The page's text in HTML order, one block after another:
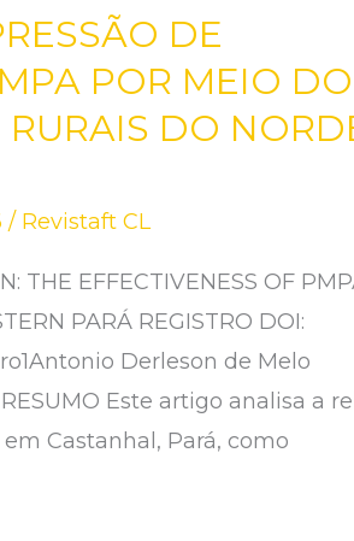
DE
POR MEIO
DO
/ Revistaft CL
THE EFFECTIVENESS OF
PARÁ REGISTRO DOI:
Derleson de Melo
Este artigo analisa a
Castanhal, Pará, como